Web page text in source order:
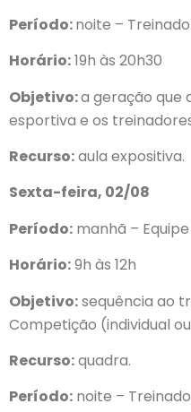
Período:noite –
Horário:19h às 20h30
Objetivo:a geração que
esportiva e os
Recurso:aula expositiva.
Sexta-feira, 02/08
Período: manhã –
Horário:9h às 12h
Objetivo:sequência ao
Competição (individual
Recurso:quadra.
Período: noite –